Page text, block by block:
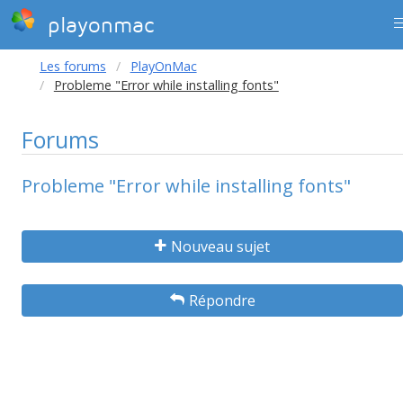
playonmac
Les forums
PlayOnMac
Probleme "Error while installing fonts"
Forums
Probleme "Error while installing fonts"
Nouveau sujet
Répondre